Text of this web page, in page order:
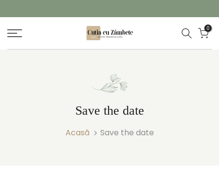
conținut
0
Save the date
Acasă Save the date